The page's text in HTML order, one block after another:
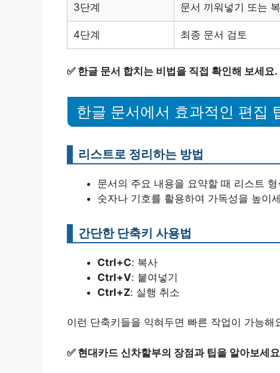
3단계 문서 끼워넣기 또는
4단계 최종 문서 검토
✅ 한글 문서 합치는 비법을 직접 확인해 보세요.
한글 문서에서 효과적인 편집
리스트로 정리하는 방법
문서의 주요 내용을 요약할 때 리스트
숫자나 기호를 활용하여 가독성을 높이
간단한 단축키 사용법
Ctrl+C: 복사
Ctrl+V: 붙여넣기
Ctrl+Z: 실행 취소
이런 단축키들을 익혀두면 빠른 작업이 가능해
✅ 현대카드 신차할부의 장점과 팁을 알아보세